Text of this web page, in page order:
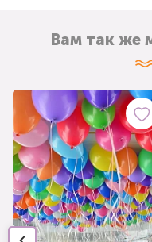
Вам так же